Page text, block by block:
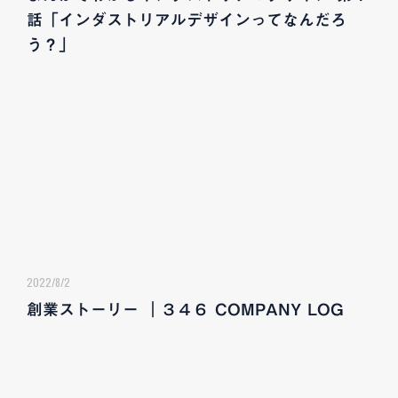
話「インダストリアルデザインってなんだろ
う？」
2022/8/2
創業ストーリー ｜３４６ COMPANY LOG